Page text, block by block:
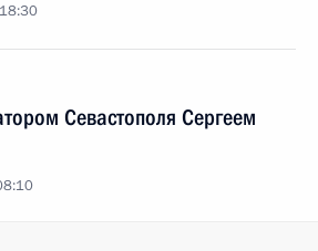
Севастополя Сергеем